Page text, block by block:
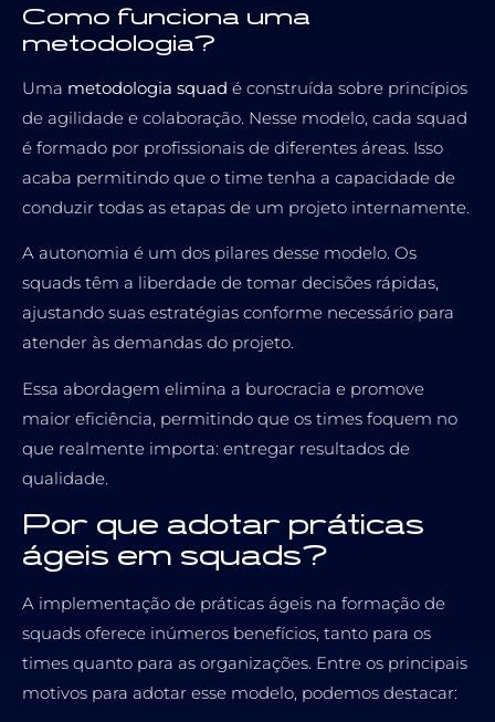
Como funciona uma
metodologia?
Uma metodologia squad é construída sobre princípios
de agilidade e colaboração. Nesse modelo, cada squad
é formado por profissionais de diferentes áreas. Isso
acaba permitindo que o time tenha a capacidade de
conduzir todas as etapas de um projeto internamente.
A autonomia é um dos pilares desse modelo. Os
squads têm a liberdade de tomar decisões rápidas,
ajustando suas estratégias conforme necessário para
atender às demandas do projeto.
Essa abordagem elimina a burocracia e promove
maior eficiência, permitindo que os times foquem no
que realmente importa: entregar resultados de
qualidade.
Por que adotar práticas
ágeis em squads?
A implementação de práticas ágeis na formação de
squads oferece inúmeros benefícios, tanto para os
times quanto para as organizações. Entre os principais
motivos para adotar esse modelo, podemos destacar: